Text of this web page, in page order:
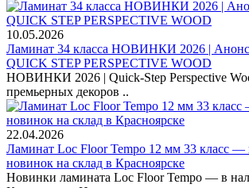
10.05.2026
Ламинат 34 класса НОВИНКИ 2026 | Анонс
QUICK STEP PERSPECTIVE WOOD
НОВИНКИ 2026 | Quick-Step Perspective
премьерных декоров ..
22.04.2026
Ламинат Loc Floor Tempo 12 мм 33 класс —
новинок на склад в Красноярске
Новинки ламината Loc Floor Tempo — в